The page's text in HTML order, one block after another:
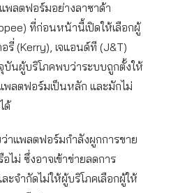
พลตฟอร์มอย่างลาซาด้า
ที่ก่อนหน้านี้เปิดให้เลือกผู้
รี่ (Kerry), เจแอนด์ที (J&T)
นผู้บริโภคพบว่าระบบถูกตั้งให้
ลตฟอร์มเป็นหลัก และมักไม่
ด้
าแพลตฟอร์มกำลังผูกการขาย
ไม่ ซึ่งอาจเข้าข่ายลดการ
จำกัดไม่ให้ผู้บริโภคเลือกผู้ให้